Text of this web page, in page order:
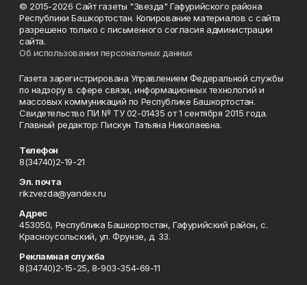
© 2015-2026 Сайт газеты "Звезда" Гафурийского района
Республики Башкортостан. Копирование материалов с сайта
разрешено только с письменного согласия администрации
сайта.
Об использовании персональных данных
Газета зарегистрирована Управлением Федеральной службы
по надзору в сфере связи, информационных технологий и
массовых коммуникаций по Республике Башкортостан.
Свидетельство ПИ № ТУ 02-01435 от 1 сентября 2015 года.
Главный редактор: Пискун Татьяна Николаевна.
Телефон
8(34740)2-19-21
Эл. почта
rikzvezda@yandex.ru
Адрес
453050, Республика Башкортостан, Гафурийский район, с.
Красноусольский, ул. Фрунзе, д. 33.
Рекламная служба
8(34740)2-15-25, 8-903-354-69-11